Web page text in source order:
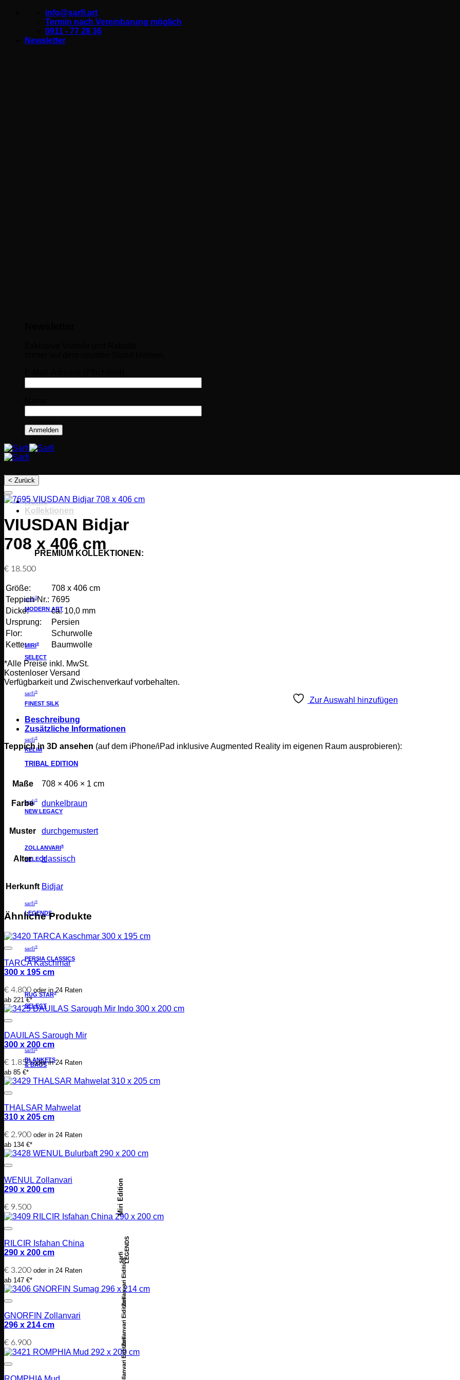
info@sarfi.art
Termin nach Vereinbarung möglich
0911 - 77 28 36
Newsletter
Home
Kollektionen
PREMIUM KOLLEKTIONEN:
sarfi®
MODERN ART
MIRI ®
SELECT
sarfi®
FINEST SILK
sarfi®
KELIM
TRIBAL EDITION
sarfi®
NEW LEGACY
ZOLLANVARI®
SELECT
sarfi®
LEGENDS
sarfi®
PERSIA CLASSICS
RUG STAR®
SELECT
sarfi®
BLANKETS
& BAGS
Miri Edition
sarfiLEGENDS
Zollanvari Eidition
Zollanvari Eidition
Zollanvari Eidition
< Zurück
VIUSDAN Bidjar
708 x 406 cm
€ 18.500
Größe:
708 x 406 cm
Teppich-Nr.: 7695
Dicke:
ca. 10,0 mm
Ursprung:
Persien
Flor:
Schurwolle
Kette:
Baumwolle
*Alle Preise inkl. MwSt.
Kostenloser Versand
Verfügbarkeit und Zwischenverkauf vorbehalten.
Zur Auswahl hinzufügen
Beschreibung
Zusätzliche Informationen
Teppich in 3D ansehen (auf dem iPhone/iPad inklusive Augmented Reality im eigenen Raum ausprobieren):
Maße 708 × 406 × 1 cm
Farbe dunkelbraun
Muster durchgemustert
Alter klassisch
Herkunft Bidjar
Ähnliche Produkte
TARCA Kaschmar
300 x 195 cm
€ 4.800 oder in 24 Raten
ab 221 €*
DAUILAS Sarough Mir
300 x 200 cm
€ 1.850 oder in 24 Raten
ab 85 €*
THALSAR Mahwelat
310 x 205 cm
€ 2.900 oder in 24 Raten
ab 134 €*
WENUL Zollanvari
290 x 200 cm
€ 9.500
RILCIR Isfahan China
290 x 200 cm
€ 3.200 oder in 24 Raten
ab 147 €*
GNORFIN Zollanvari
296 x 214 cm
€ 6.900